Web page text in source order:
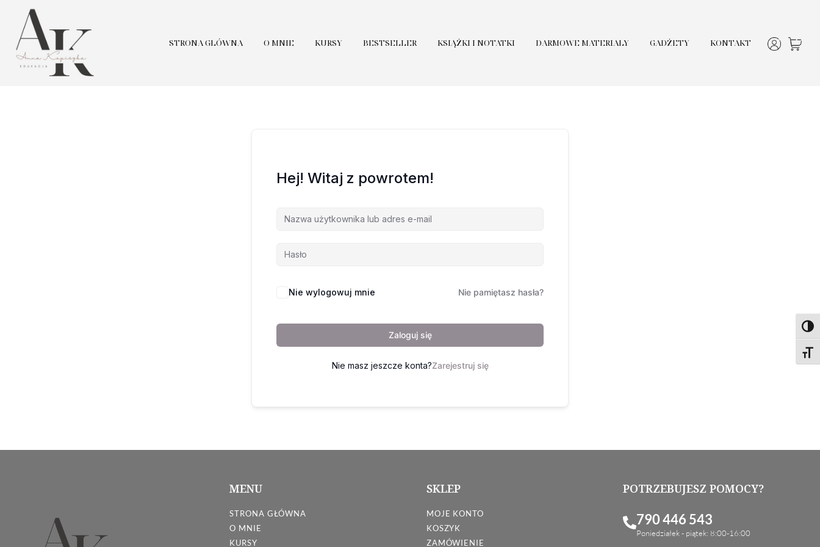
STRONA GŁÓWNA O MNIE KURSY BESTSELLER KSIĄŻKI I NOTATKI DARMOWE MATERIAŁY GADŻETY KONTAKT
Hej! Witaj z powrotem!
Nie wylogowuj mnie Nie pamiętasz hasła?
Zaloguj się
Nie masz jeszcze konta?Zarejestruj się
MENU
STRONA GŁÓWNA
O MNIE
KURSY
SKLEP
MOJE KONTO
KOSZYK
ZAMÓWIENIE
POTRZEBUJESZ POMOCY?
790 446 543
Poniedziałek - piątek: 8:00-16:00